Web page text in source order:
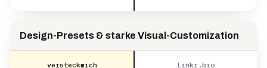
Design-Presets & starke Visual-Customization
versteckmich
Linkr.bio